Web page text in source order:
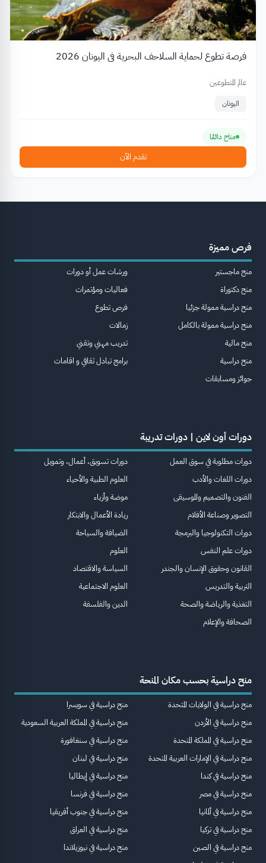
فرصة تطوع لحماية السلاحف البحرية في اليونان 2026
عالم المتطوعين
اليونان
متاح دائمًا
تقدم الآن
فرص مميزة
منح ماجستير
منح دكتوراة
منح دراسية ممولة جزئيا
منح دراسية ممولة بالكامل
منح مالية
منح دراسية
جوائز ومسابقات
ورشات عمل أو دورات
فعاليات ومؤتمرات
فرص تطوع
زمالات
تدريب مهني وتقني
برامج تبادل ثقافي و اقامات
دورات أون لاين | دورات تدريبة
دورات مطلوبة في سوق العمل
دورات اللغات والأدب
الفنون والتصميم والموسيقى
التصوير وصناعة الأفلام
دورات التكنولوجيا والبرمجة
دورات علم النفس
القانون وحقوق الإنسان والجندر
التربية والتدريس
التغذية والرياضة والصحة
الصحافة والإعلام
دورات تسويق، أعمال، وتمويل
العلوم الطبية والأحياء
موضة وأزياء
ريادة الأعمال والابتكار
الضيافة والسياحة
العلوم
السياسة والاقتصاد
العلوم الاجتماعية
الدين والفلسفة
منح دراسية بحسب مكان المنحة
منح دراسية في الولايات المتحدة
منح دراسية في الأردن
منح دراسية في المملكة المتحدة
منح دراسية في الإمارات العربية المتحدة
منح دراسية في كندا
منح دراسية في مصر
منح دراسية في ألمانيا
منح دراسية في تركيا
منح دراسية في الصين
منح دراسية في سويسرا
منح دراسية في المملكة العربية السعودية
منح دراسية في سنغافورة
منح دراسية في لبنان
منح دراسية في إيطاليا
منح دراسية في فرنسا
منح دراسية في جنوب أفريقيا
منح دراسية في العراق
منح دراسية في نيوزيلاندا